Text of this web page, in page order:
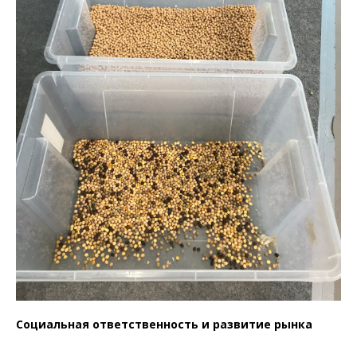
Социальная ответственность и развитие рынка